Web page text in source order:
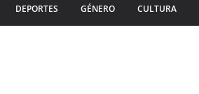
DEPORTES GÉNERO CULTURA